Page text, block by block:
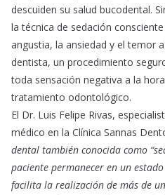
descuiden su salud bucodental.
la técnica de sedación
angustia, la ansiedad y el temor
dentista, un procedimiento
toda sensación negativa a la
tratamiento odontológico.
El Dr. Luis Felipe Rivas,
médico en la Clínica Sannas
dental también conocida como
paciente permanecer en un
facilita la realización de más de